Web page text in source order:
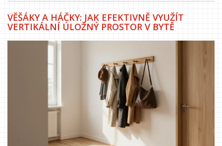
VĚŠÁKY A HÁČKY: JAK EFEKTIVNĚ VYUŽÍT
VERTIKÁLNÍ ÚLOŽNÝ PROSTOR V BYTĚ